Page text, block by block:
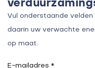
Vul onderstaande
daarin uw verwachte
op maat.
E-mailadres *